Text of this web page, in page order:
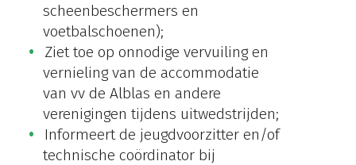
scheenbeschermers en
voetbalschoenen);
Ziet toe op onnodige vervuiling en
vernieling van de accommodatie
van vv de Alblas en andere
verenigingen tijdens uitwedstrijden;
Informeert de jeugdvoorzitter en/of
technische coördinator bij